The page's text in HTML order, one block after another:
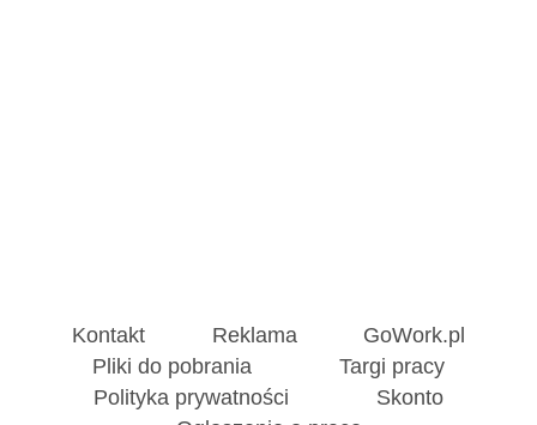
Kontakt Reklama
GoWork.pl
Pliki do pobrania
Targi pracy
Polityka prywatności
Skonto